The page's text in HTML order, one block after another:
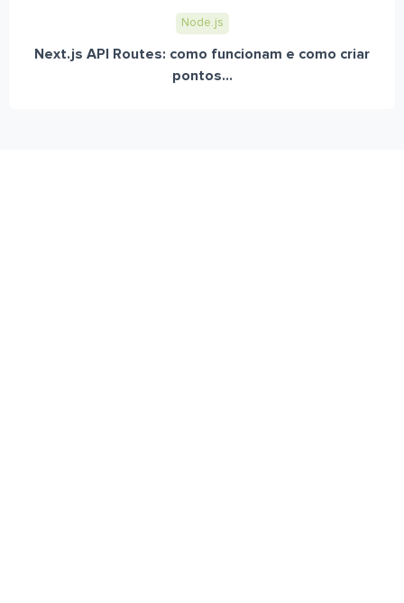
Node.js
Next.js API Routes: como funcionam e como criar
pontos...